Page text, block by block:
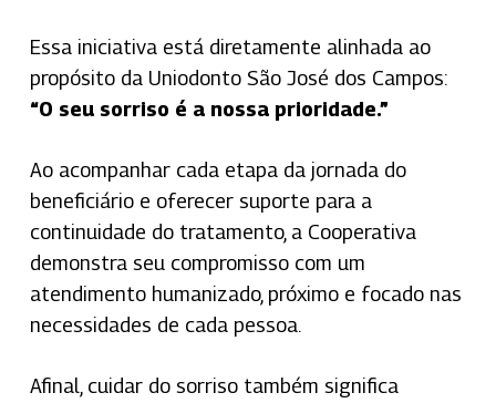
Essa iniciativa está diretamente alinhada ao
propósito da Uniodonto São José dos Campos:
“O seu sorriso é a nossa prioridade.”
Ao acompanhar cada etapa da jornada do
beneficiário e oferecer suporte para a
continuidade do tratamento, a Cooperativa
demonstra seu compromisso com um
atendimento humanizado, próximo e focado nas
necessidades de cada pessoa.
Afinal, cuidar do sorriso também significa